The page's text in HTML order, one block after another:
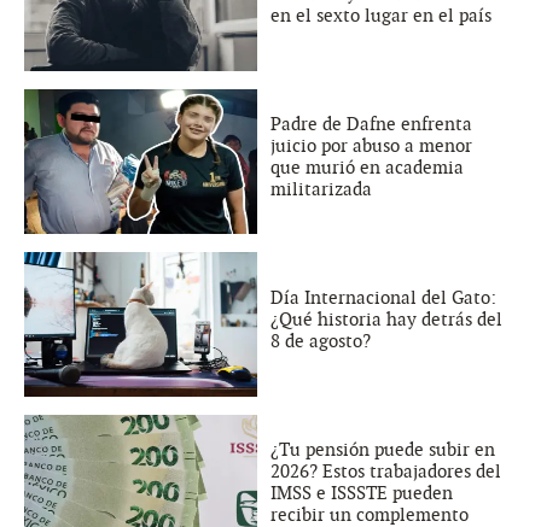
en el sexto lugar en el país
Padre de Dafne enfrenta
juicio por abuso a menor
que murió en academia
militarizada
Día Internacional del Gato:
¿Qué historia hay detrás del
8 de agosto?
¿Tu pensión puede subir en
2026? Estos trabajadores del
IMSS e ISSSTE pueden
recibir un complemento